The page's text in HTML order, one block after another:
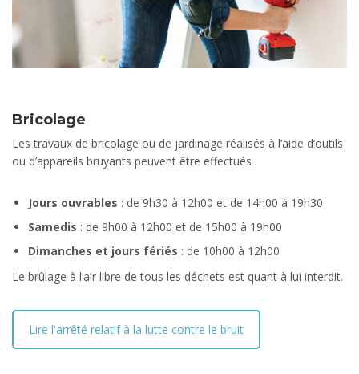
Bricolage
Les travaux de bricolage ou de jardinage réalisés à l’aide d’outils
ou d’appareils bruyants peuvent être effectués :
Jours ouvrables : de 9h30 à 12h00 et de 14h00 à 19h30
Samedis : de 9h00 à 12h00 et de 15h00 à 19h00
Dimanches et jours fériés : de 10h00 à 12h00
Le brûlage à l’air libre de tous les déchets est quant à lui interdit.
Lire l'arrêté relatif à la lutte contre le bruit